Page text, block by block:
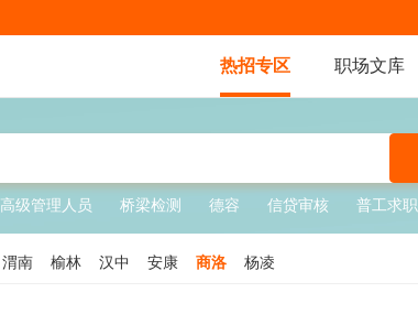
热招专区 职场文库
高级管理人员 桥梁检测 德容 信贷审核 普工求职
渭南 榆林 汉中 安康 商洛 杨凌